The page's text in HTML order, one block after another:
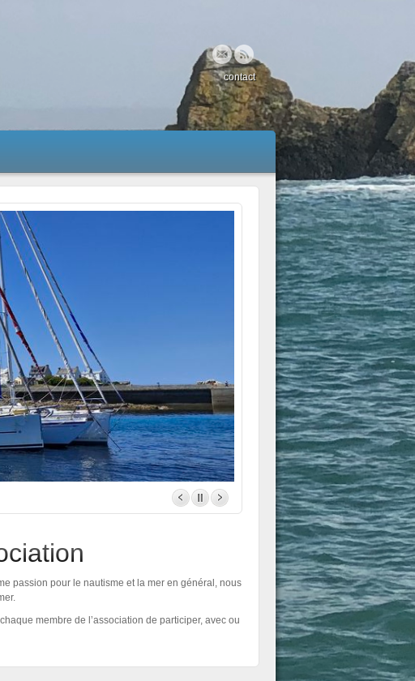
contact
passion pour le nautisme et la mer en général, nous
membre de l’association de participer, avec ou